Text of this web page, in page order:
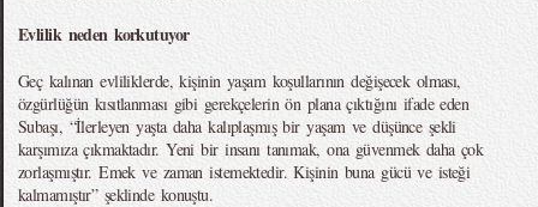
Evlilik neden korkutuyor
Geç kalınan evliliklerde, kişinin yaşam koşullarının değişecek olması,
özgürlüğün kısıtlanması gibi gerekçelerin ön plana çıktığını ifade eden
Subaşı, “İlerleyen yaşta daha kalıplaşmış bir yaşam ve düşünce şekli
karşımıza çıkmaktadır. Yeni bir insanı tanımak, ona güvenmek daha çok
zorlaşmıştır. Emek ve zaman istemektedir. Kişinin buna gücü ve isteği
kalmamıştır” şeklinde konuştu.